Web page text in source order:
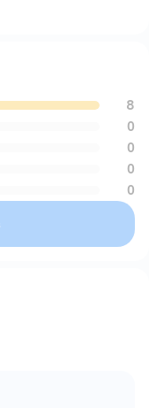
8
0
0
0
0